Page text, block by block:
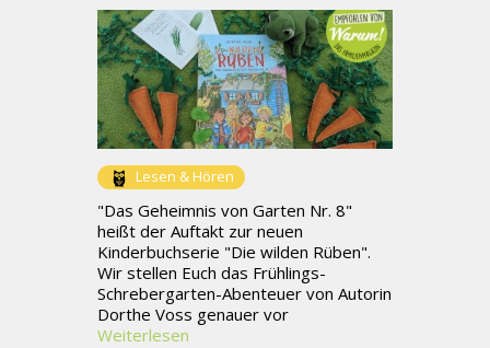
Lesen & Hören
"Das Geheimnis von Garten Nr. 8"
heißt der Auftakt zur neuen
Kinderbuchserie "Die wilden Rüben".
Wir stellen Euch das Frühlings-
Schrebergarten-Abenteuer von Autorin
Dorthe Voss genauer vor
Weiterlesen